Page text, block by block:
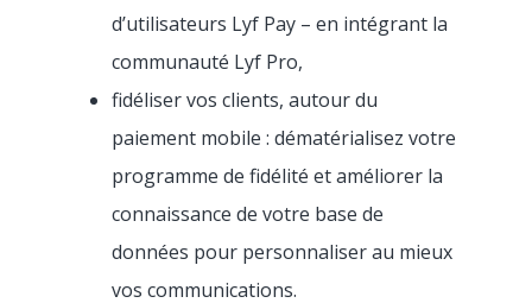
d’utilisateurs Lyf Pay – en intégrant la
communauté Lyf Pro,
fidéliser vos clients, autour du
paiement mobile : dématérialisez votre
programme de fidélité et améliorer la
connaissance de votre base de
données pour personnaliser au mieux
vos communications.
Produit
Commande et
Prix
Clients